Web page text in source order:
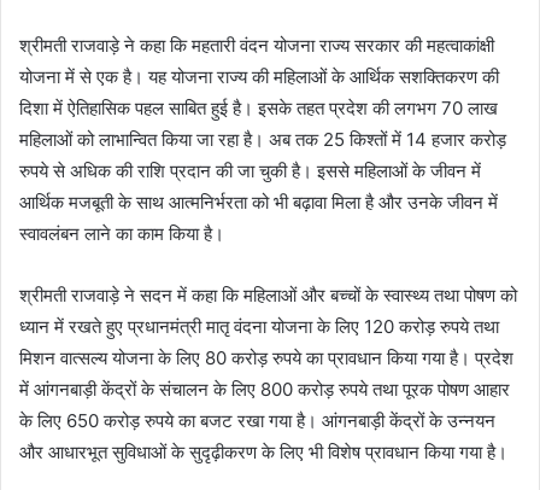
श्रीमती राजवाड़े ने कहा कि महतारी वंदन योजना राज्य सरकार की महत्वाकांक्षी
योजना में से एक है। यह योजना राज्य की महिलाओं के आर्थिक सशक्तिकरण की
दिशा में ऐतिहासिक पहल साबित हुई है। इसके तहत प्रदेश की लगभग 70 लाख
महिलाओं को लाभान्वित किया जा रहा है। अब तक 25 किश्तों में 14 हजार करोड़
रुपये से अधिक की राशि प्रदान की जा चुकी है। इससे महिलाओं के जीवन में
आर्थिक मजबूती के साथ आत्मनिर्भरता को भी बढ़ावा मिला है और उनके जीवन में
स्वावलंबन लाने का काम किया है।
श्रीमती राजवाड़े ने सदन में कहा कि महिलाओं और बच्चों के स्वास्थ्य तथा पोषण को
ध्यान में रखते हुए प्रधानमंत्री मातृ वंदना योजना के लिए 120 करोड़ रुपये तथा
मिशन वात्सल्य योजना के लिए 80 करोड़ रुपये का प्रावधान किया गया है। प्रदेश
में आंगनबाड़ी केंद्रों के संचालन के लिए 800 करोड़ रुपये तथा पूरक पोषण आहार
के लिए 650 करोड़ रुपये का बजट रखा गया है। आंगनबाड़ी केंद्रों के उन्नयन
और आधारभूत सुविधाओं के सुदृढ़ीकरण के लिए भी विशेष प्रावधान किया गया है।